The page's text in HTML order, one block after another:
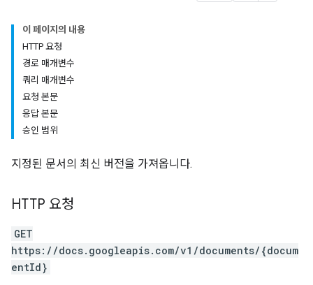
이 페이지의 내용
HTTP 요청
경로 매개변수
쿼리 매개변수
요청 본문
응답 본문
승인 범위
지정된 문서의 최신 버전을 가져옵니다.
HTTP 요청
GET
https://docs.googleapis.com/v1/documents/{docum
entId}